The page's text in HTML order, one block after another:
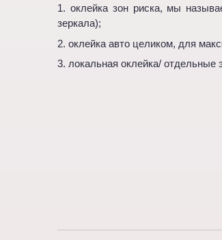
оклейка зон риска, мы
зеркала);
оклейка авто целиком, для
локальная оклейка/